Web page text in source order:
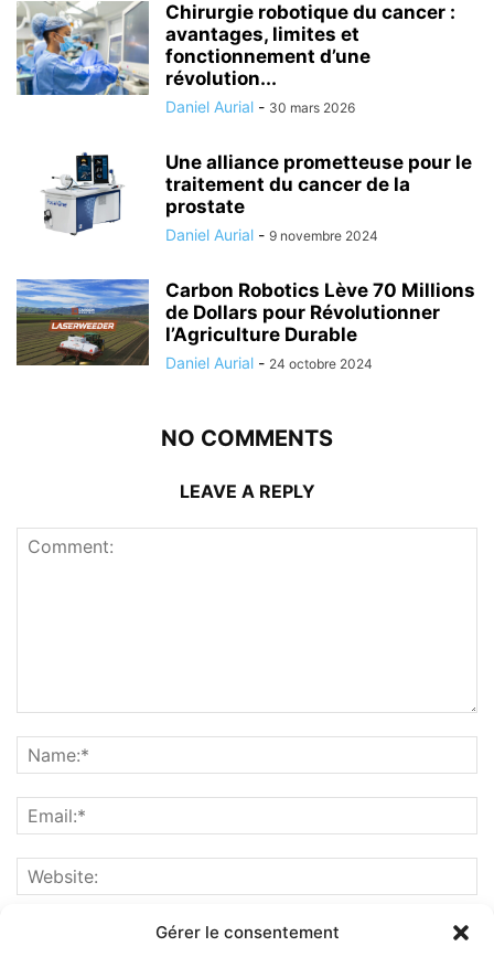
Gérer le consentement
Chirurgie robotique du cancer :
avantages, limites et
fonctionnement d’une
révolution...
Daniel Aurial - 30 mars 2026
Une alliance prometteuse pour le
traitement du cancer de la
prostate
Daniel Aurial - 9 novembre 2024
Carbon Robotics Lève 70 Millions
de Dollars pour Révolutionner
l’Agriculture Durable
Daniel Aurial - 24 octobre 2024
NO COMMENTS
LEAVE A REPLY